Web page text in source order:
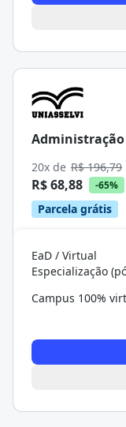
20x de R$ 196,79
R$ 68,88 -65%
Parcela grátis
EaD / Virtual
Campus 100%